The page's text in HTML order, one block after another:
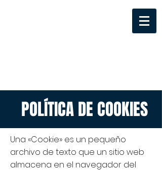
POLÍTICA DE COOKIES
Una «Cookie» es un pequeño
archivo de texto que un sitio web
almacena en el navegador del